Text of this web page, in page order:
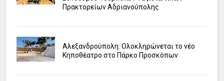
Πρακτορείων Αδριανούπολης
Αλεξανδρούπολη: Ολοκληρώνεται το νέο
Κηποθέατρο στο Πάρκο Προσκόπων